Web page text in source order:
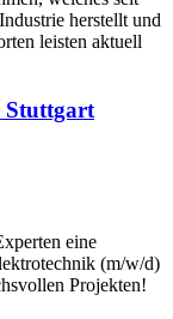
herstellt und
leisten aktuell
Stuttgart
eine
(m/w/d)
Projekten!